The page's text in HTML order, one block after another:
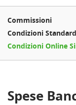
Spese